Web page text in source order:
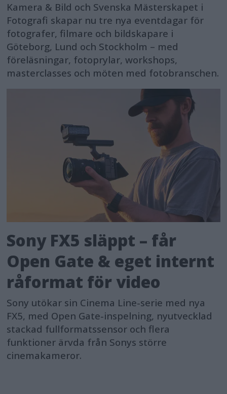
Kamera & Bild och Svenska Mästerskapet i
Fotografi skapar nu tre nya eventdagar för
fotografer, filmare och bildskapare i
Göteborg, Lund och Stockholm – med
föreläsningar, fotoprylar, workshops,
masterclasses och möten med fotobranschen.
Sony FX5 släppt – får
Open Gate & eget internt
råformat för video
Sony utökar sin Cinema Line-serie med nya
FX5, med Open Gate-inspelning, nyutvecklad
stackad fullformatssensor och flera
funktioner ärvda från Sonys större
cinemakameror.